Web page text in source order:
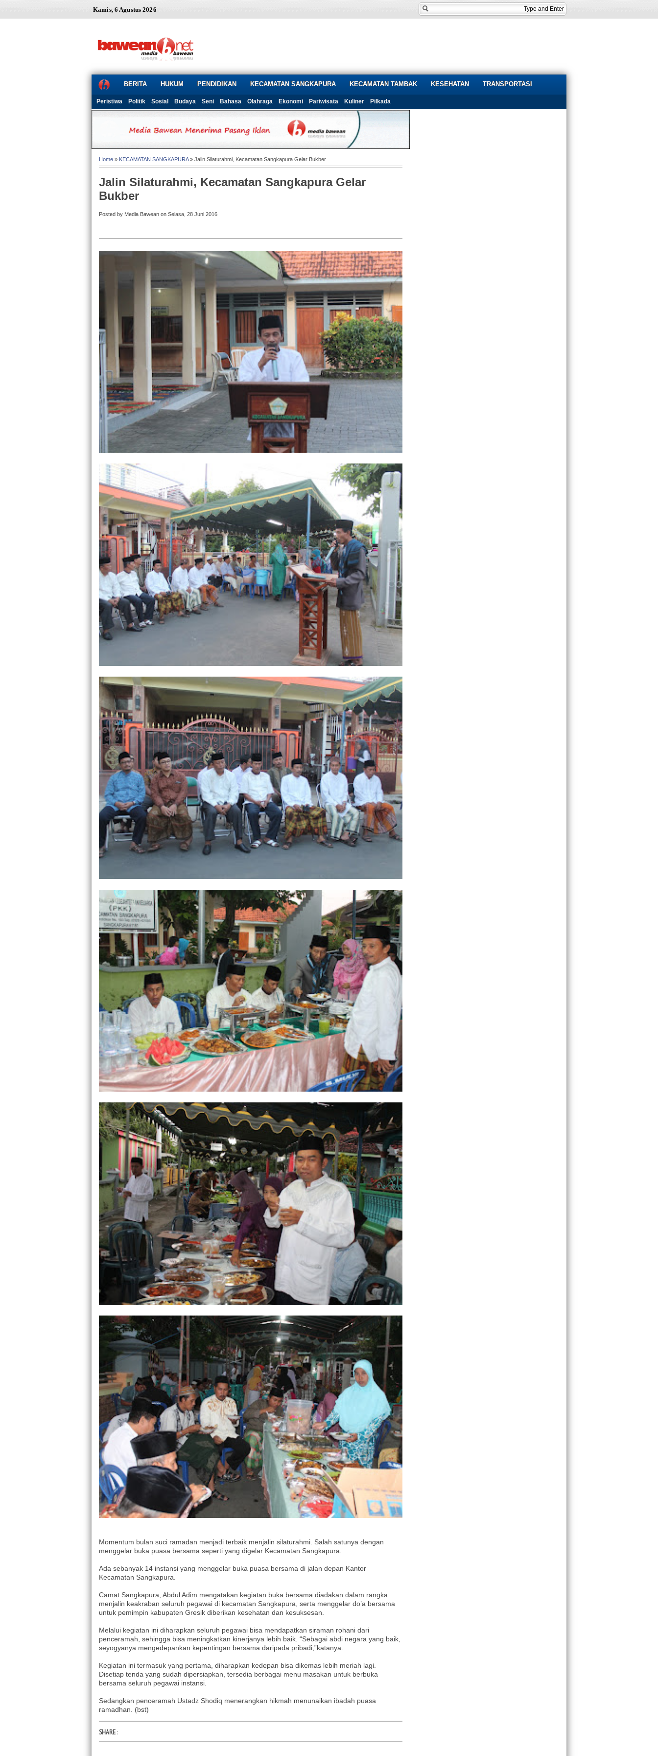
Kamis, 6 Agustus 2026
BERITA HUKUM PENDIDIKAN KECAMATAN SANGKAPURA KECAMATAN TAMBAK KESEHATAN TRANSPORTASI
Peristiwa Politik Sosial Budaya Seni Bahasa Olahraga Ekonomi Pariwisata Kuliner Pilkada
Home » KECAMATAN SANGKAPURA» Jalin Silaturahmi, Kecamatan Sangkapura Gelar Bukber
Jalin Silaturahmi, Kecamatan Sangkapura Gelar
Bukber
Posted by Media Bawean on Selasa, 28 Juni 2016
Momentum bulan suci ramadan menjadi terbaik menjalin silaturahmi. Salah satunya dengan
menggelar buka puasa bersama seperti yang digelar Kecamatan Sangkapura.
Ada sebanyak 14 instansi yang menggelar buka puasa bersama di jalan depan Kantor
Kecamatan Sangkapura.
Camat Sangkapura, Abdul Adim mengatakan kegiatan buka bersama diadakan dalam rangka
menjalin keakraban seluruh pegawai di kecamatan Sangkapura, serta menggelar do’a bersama
untuk pemimpin kabupaten Gresik diberikan kesehatan dan kesuksesan.
Melalui kegiatan ini diharapkan seluruh pegawai bisa mendapatkan siraman rohani dari
penceramah, sehingga bisa meningkatkan kinerjanya lebih baik. “Sebagai abdi negara yang baik,
seyogyanya mengedepankan kepentingan bersama daripada pribadi,”katanya.
Kegiatan ini termasuk yang pertama, diharapkan kedepan bisa dikemas lebih meriah lagi.
Disetiap tenda yang sudah dipersiapkan, tersedia berbagai menu masakan untuk berbuka
bersama seluruh pegawai instansi.
Sedangkan penceramah Ustadz Shodiq menerangkan hikmah menunaikan ibadah puasa
ramadhan. (bst)
SHARE :